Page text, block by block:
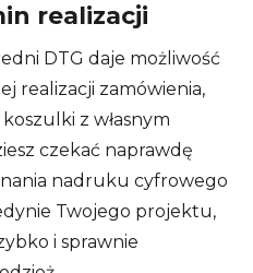
realizacji
DTG daje możliwość
realizacji zamówienia,
z własnym
czekać naprawdę
nadruku cyfrowego
Twojego projektu,
i sprawnie